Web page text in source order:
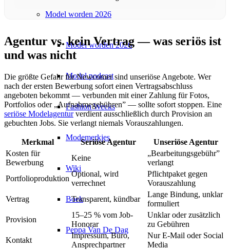
Model worden 2026
Model worden 2026
Model podcast
Fashion Weeks
Modemerkjes
Wiki
Boek
Peppa Van De Dag
Agentur vs. kein Vertrag — was seriös ist
und was nicht
Die größte Gefahr für Newcomer sind unseriöse Angebote. Wer
nach der ersten Bewerbung sofort einen Vertragsabschluss
angeboten bekommt — verbunden mit einer Zahlung für Fotos,
Portfolios oder „Aufnahmegebühren” — sollte sofort stoppen. Eine
seriöse Modelagenturverdient ausschließlich durch Provision an
gebuchten Jobs. Sie verlangt niemals Vorauszahlungen.
Merkmal Seriöse Agentur
Unseriöse Agentur
Kosten für
Bewerbung
Keine
„Bearbeitungsgebühr”
verlangt
Portfolioproduktion
Optional, wird
verrechnet
Pflichtpaket gegen
Vorauszahlung
Vertrag
Transparent, kündbar
Lange Bindung, unklar
formuliert
Provision
15–25 % vom Job-
Honorar
Unklar oder zusätzlich
zu Gebühren
Kontakt
Impressum, Büro,
Ansprechpartner
Nur E-Mail oder Social
Media